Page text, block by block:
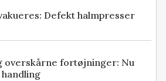
Defekt halmpresser
overskårne fortøjninger: Nu